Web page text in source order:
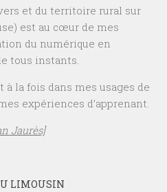
et du territoire rural sur
est au cœur de mes
du numérique en
tous instants.
la fois dans mes usages de
expériences d’apprenant.
Jaurès]
LIMOUSIN